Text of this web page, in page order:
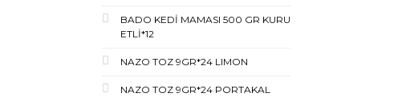
BADO KEDİ MAMASI 500 GR KURU
ETLİ*12
NAZO TOZ 9GR*24 LIMON
NAZO TOZ 9GR*24 PORTAKAL